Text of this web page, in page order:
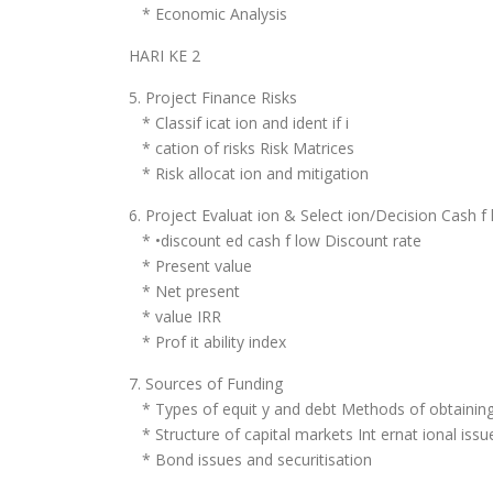
* Economic Analysis
HARI KE 2
5. Project Finance Risks
* Classif icat ion and ident if i
* cation of risks Risk Matrices
* Risk allocat ion and mitigation
6. Project Evaluat ion & Select ion/Decision Cash f
* •discount ed cash f low Discount rate
* Present value
* Net present
* value IRR
* Prof it ability index
7. Sources of Funding
* Types of equit y and debt Methods of
* Structure of capital markets Int ernat ional
* Bond issues and securitisation